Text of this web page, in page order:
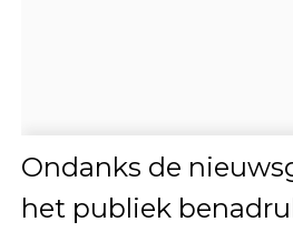
Ondanks de
het publiek